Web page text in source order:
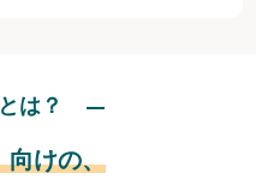
は？
向けの、